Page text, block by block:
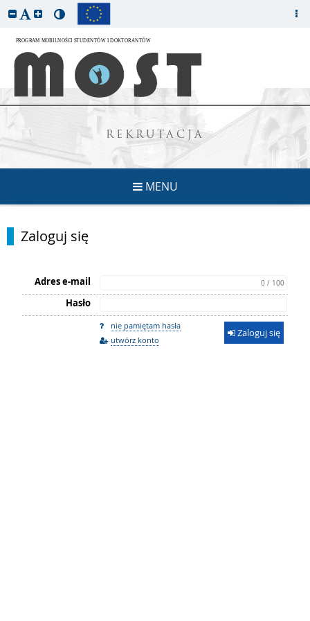
REKRUTACJA
MENU
Zaloguj się
Adres e-mail 0 / 100
Hasło
nie pamiętam hasła
utwórz konto
Zaloguj się